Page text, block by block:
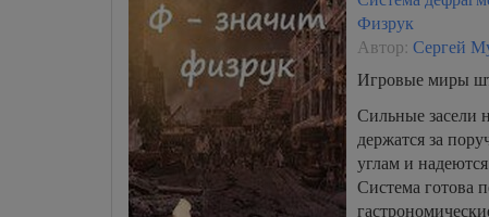
Физрук
Автор: Сергей
Игровые миры
Сильные засели
держатся за
углам и
Система готова